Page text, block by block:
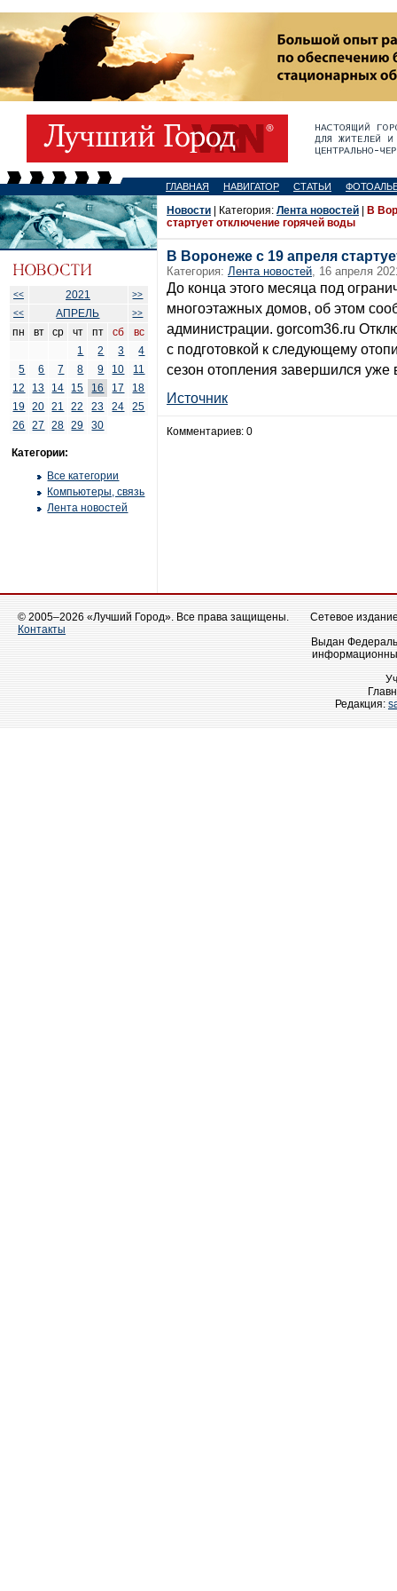
ГЛАВНАЯ НАВИГАТОР СТАТЬИ
<< 2021
>>
<<
АПРЕЛЬ >>
пн вт ср чт пт сб
вс
1
2 3
4
5
6 7 8 9 10
11
12
13 14 15 16 17
18
19
20 21 22 23 24
25
26
27 28 29 30
Категории:
Все категории
Компьютеры, связь
Лента новостей
Новости | Категория: Лента новостей
В
стартует отключение горячей воды
В Воронеже с 19 апреля
Категория: Лента новостей, 16 апреля
До конца этого месяца под
многоэтажных домов, об этом
администрации. gorcom36.ru
с подготовкой к следующему
сезон отопления завершился
Источник
Комментариев: 0
© 2005–2026 «Лучший Город». Все права защищены.
Контакты
Сетевое
Выдан
Редакция: